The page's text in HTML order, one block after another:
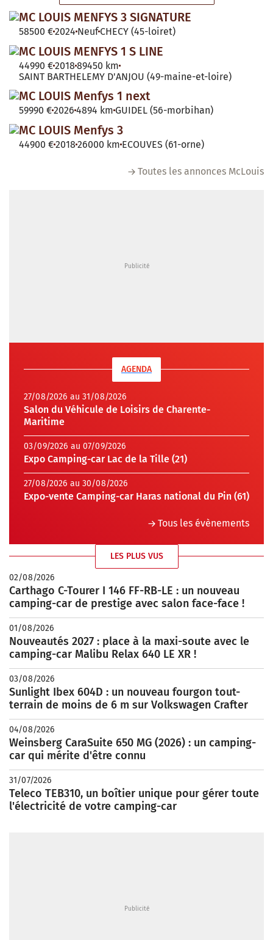
MC LOUIS MENFYS 3 SIGNATURE
58500 €2024 Neuf CHECY (45-loiret)
MC LOUIS MENFYS 1 S LINE
44990 €2018 89450 km
SAINT BARTHELEMY D'ANJOU (49-maine-et-loire)
MC LOUIS Menfys 1 next
59990 €2026 4894 km GUIDEL (56-morbihan)
MC LOUIS Menfys 3
44900 €2018 26000 km ECOUVES (61-orne)
Toutes les annonces McLouis
AGENDA
27/08/2026 au 31/08/2026
Salon du Véhicule de Loisirs de Charente-
Maritime
03/09/2026 au 07/09/2026
Expo Camping-car Lac de la Tille (21)
27/08/2026 au 30/08/2026
Expo-vente Camping-car Haras national du Pin (61)
Tous les évènements
LES PLUS VUS
02/08/2026
Carthago C-Tourer I 146 FF-RB-LE : un nouveau
camping-car de prestige avec salon face-face !
01/08/2026
Nouveautés 2027 : place à la maxi-soute avec le
camping-car Malibu Relax 640 LE XR !
03/08/2026
Sunlight Ibex 604D : un nouveau fourgon tout-
terrain de moins de 6 m sur Volkswagen Crafter
04/08/2026
Weinsberg CaraSuite 650 MG (2026) : un camping-
car qui mérite d'être connu
31/07/2026
Teleco TEB310, un boîtier unique pour gérer toute
l'électricité de votre camping-car